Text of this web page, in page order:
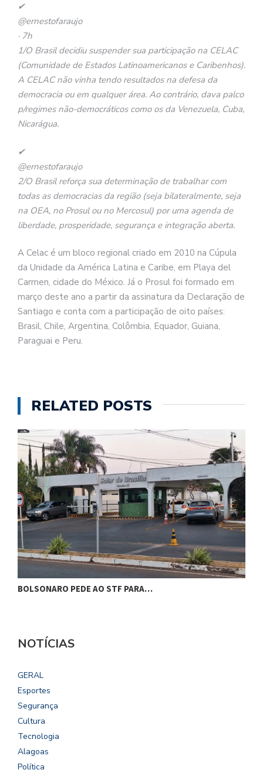
✔
@ernestofaraujo
· 7h
1/O Brasil decidiu suspender sua participação na CELAC
(Comunidade de Estados Latinoamericanos e Caribenhos).
A CELAC não vinha tendo resultados na defesa da
democracia ou em qualquer área. Ao contrário, dava palco
p/regimes não-democráticos como os da Venezuela, Cuba,
Nicarágua.
✔
@ernestofaraujo
2/O Brasil reforça sua determinação de trabalhar com
todas as democracias da região (seja bilateralmente, seja
na OEA, no Prosul ou no Mercosul) por uma agenda de
liberdade, prosperidade, segurança e integração aberta.
A Celac é um bloco regional criado em 2010 na Cúpula
da Unidade da América Latina e Caribe, em Playa del
Carmen, cidade do México. Já o Prosul foi formado em
março deste ano a partir da assinatura da Declaração de
Santiago e conta com a participação de oito países:
Brasil, Chile, Argentina, Colômbia, Equador, Guiana,
Paraguai e Peru.
RELATED POSTS
BOLSONARO PEDE AO STF PARA…
NOTÍCIAS
GERAL
Esportes
Segurança
Cultura
Tecnologia
Alagoas
Política